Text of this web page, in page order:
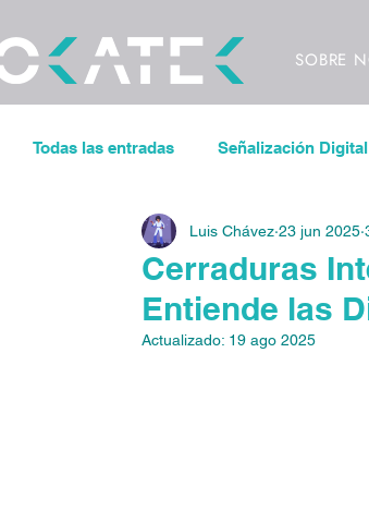
SOBRE
Todas las entradas Señalización Digital
Sonorización Control de
Espacios de Trabajo Inteligentes
Cerraduras
Entiende las
Luis Chávez 23 jun 2025
Actualizado: 19 ago 2025